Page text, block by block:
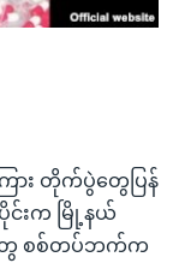
ား တိုက်ပွဲတွေပြန်
ပိုင်းက မြို့နယ်
တွေ စစ်တပ်ဘက်က